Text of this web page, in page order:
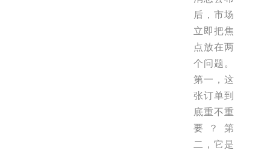
后，市场
立即把焦
点放在两
个问题。
第一，这
张订单到
底重不重
要？第
二，它是